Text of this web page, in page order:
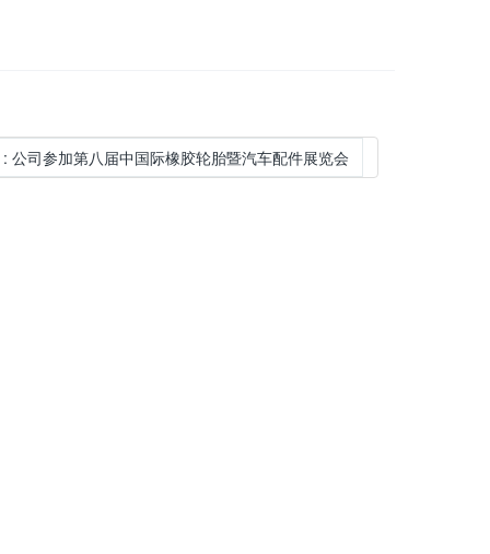
公司参加第八届中国际橡胶轮胎暨汽车配件展览会